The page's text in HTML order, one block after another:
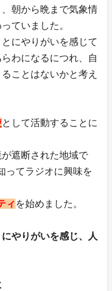
朝から晩まで気象情
ていました。
にやりがいを感じて
わになるにつれ、自
ことはないかと考え
として活動することに
遮断された地域で
ってラジオに興味を
ィ を始めました。
やりがいを感じ、人